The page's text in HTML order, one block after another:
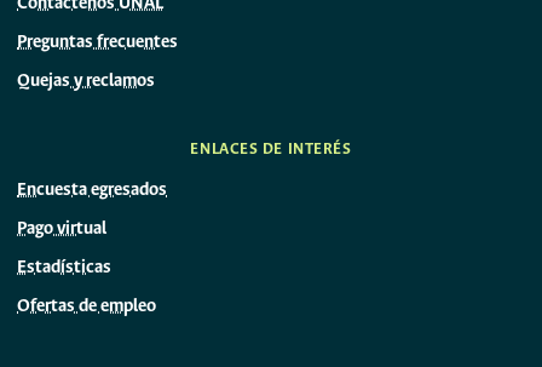
6044255024
COLECCIÓN DE MECÁNICA
Angela María Angulo López
Preguntas frecuentes
Quejas y reclamos
ENLACES DE INTERÉS
Encuesta egresados
Pago virtual
Estadísticas
Ofertas de empleo